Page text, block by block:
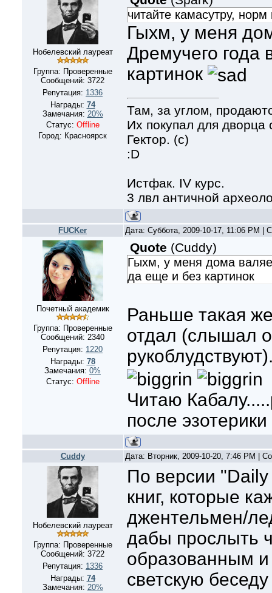
Нобелевский лауреат
Группа: Проверенные
Сообщений: 3722
Репутация: 1336
Награды: 74
Замечания: 20%
Статус: Offline
Город: Красноярск
читайте камасутру, норм
Гыхм, у меня
Дремучего года
картинок
Там, за углом,
Их покупал для
Гектор. (с)
:D
Истфак. IV курс.
3 лвл античной
FUCKer Дата: Суббота, 2009-10-17, 11:06 PM |
Почетный академик
Группа: Проверенные
Сообщений: 2340
Репутация: 1220
Награды: 78
Замечания: 0%
Статус: Offline
Quote (Cuddy)
Гыхм, у меня дома
да еще и без картинок
Раньше такая
отдал (слышал
Читаю
после
Cuddy Дата: Вторник, 2009-10-20, 7:46 PM |
Нобелевский лауреат
Группа: Проверенные
Сообщений: 3722
Репутация: 1336
Награды: 74
Замечания: 20%
По версии "Daily
книг, которые
джентельмен/
дабы прослыть
образованным
светскую